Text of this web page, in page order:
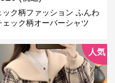
ック柄ファッション ふんわ
ェック柄オーバーシャツ
人気